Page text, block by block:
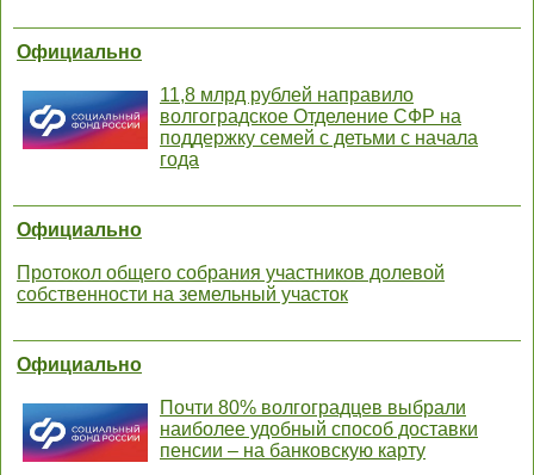
Официально
11,8 млрд рублей направило
волгоградское Отделение СФР на
поддержку семей с детьми с начала
года
Официально
Протокол общего собрания участников долевой
собственности на земельный участок
Официально
Почти 80% волгоградцев выбрали
наиболее удобный способ доставки
пенсии – на банковскую карту